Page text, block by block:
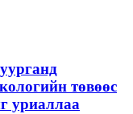
төвөөс
уриаллаа